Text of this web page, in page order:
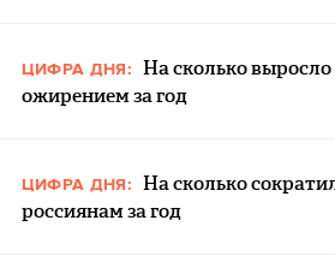
ЦИФРА ДНЯ: На сколько
ожирением за год
ЦИФРА ДНЯ: На сколько
россиянам за год